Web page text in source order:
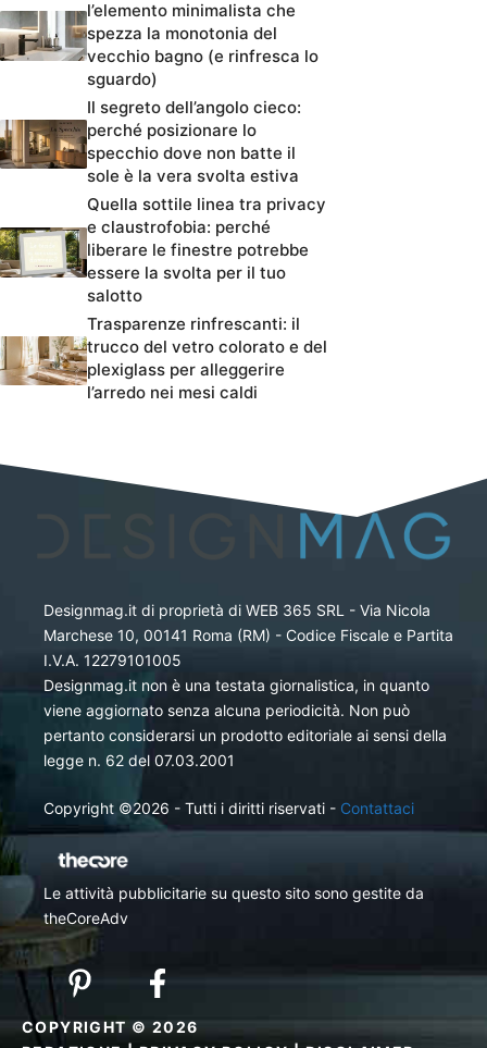
l’elemento minimalista che
spezza la monotonia del
vecchio bagno (e rinfresca lo
sguardo)
Il segreto dell’angolo cieco:
perché posizionare lo
specchio dove non batte il
sole è la vera svolta estiva
Quella sottile linea tra privacy
e claustrofobia: perché
liberare le finestre potrebbe
essere la svolta per il tuo
salotto
Trasparenze rinfrescanti: il
trucco del vetro colorato e del
plexiglass per alleggerire
l’arredo nei mesi caldi
Designmag.it di proprietà di WEB 365 SRL - Via Nicola
Marchese 10, 00141 Roma (RM) - Codice Fiscale e Partita
I.V.A. 12279101005
Designmag.it non è una testata giornalistica, in quanto
viene aggiornato senza alcuna periodicità. Non può
pertanto considerarsi un prodotto editoriale ai sensi della
legge n. 62 del 07.03.2001
Copyright ©2026 - Tutti i diritti riservati - Contattaci
Le attività pubblicitarie su questo sito sono gestite da
theCoreAdv
COPYRIGHT © 2026